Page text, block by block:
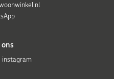
ons
instagram